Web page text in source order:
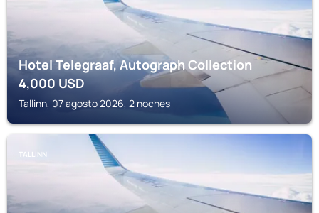
Hotel Telegraaf, Autograph Collection
4,000USD
Tallinn, 07 agosto 2026, 2 noches
TALLINN